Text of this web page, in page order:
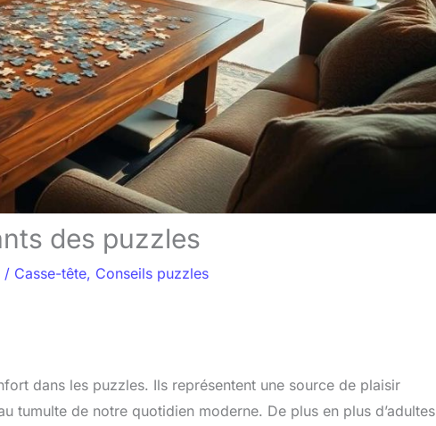
des puzzles
/ Casse-tête, Conseils puzzles
dans les puzzles. Ils représentent une source de plaisir
tumulte de notre quotidien moderne. De plus en plus d’adultes